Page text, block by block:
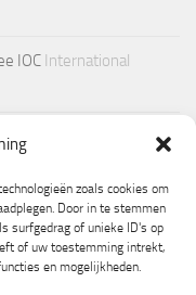
zoals cookies om
Door in te stemmen
surfgedrag of unieke ID's op
of uw toestemming intrekt,
en mogelijkheden.
IOC International